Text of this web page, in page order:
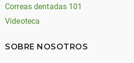
Correas dentadas 101
Videoteca
SOBRE NOSOTROS